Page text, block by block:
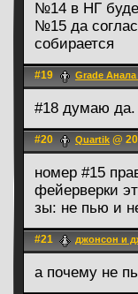
№14 в НГ
№15 да
собирается
#19 Grade
#18 думаю да.
#20 Quartik @
номер #15
фейерверки
зы: не пью и
#21 джонсон и
а почему не